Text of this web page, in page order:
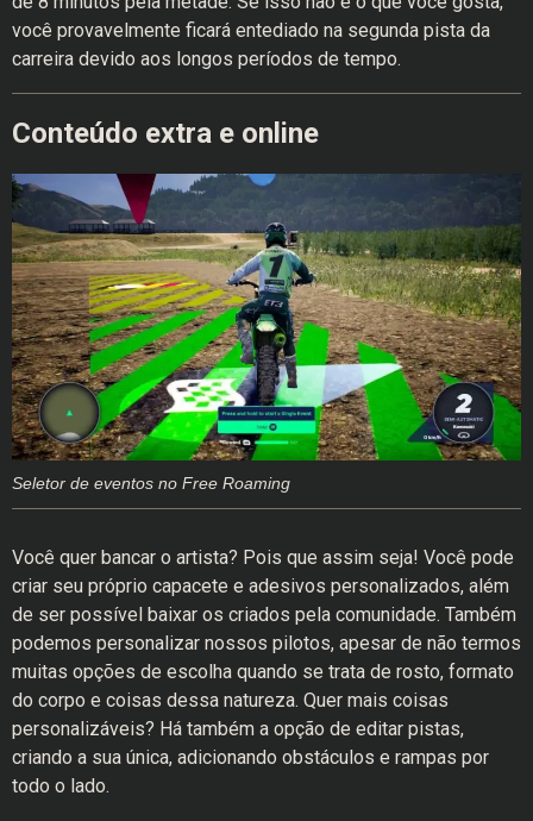
você provavelmente ficará entediado na segunda pista da
carreira devido aos longos períodos de tempo.
Conteúdo extra e online
Seletor de eventos no Free Roaming
Você quer bancar o artista? Pois que assim seja! Você pode
criar seu próprio capacete e adesivos personalizados, além
de ser possível baixar os criados pela comunidade. Também
podemos personalizar nossos pilotos, apesar de não termos
muitas opções de escolha quando se trata de rosto, formato
do corpo e coisas dessa natureza. Quer mais coisas
personalizáveis? Há também a opção de editar pistas,
criando a sua única, adicionando obstáculos e rampas por
todo o lado.